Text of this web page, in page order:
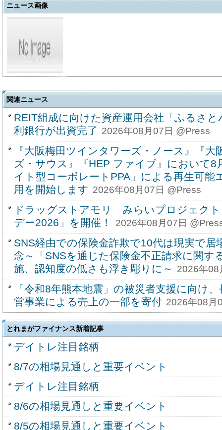
ニュース画像
関連ニュース
REIT組成に向けた資産運用会社「ふるさ
利銀行が出資完了 2026年08月07日 @Press
『大阪梅田ツインタワーズ・ノース』『
ズ・サウス』『HEP ファイブ』において8
イト型コーポレートPPA」による再生可能
用を開始します 2026年08月07日 @Press
ドラッグストアモリ みらいプロジェクト
デー2026」を開催！
2026年08月07日
SNS経由での保険金詐欺で10代は現実で居
念～「SNSを通じた保険金不正請求に関す
施、認知度の低さも浮き彫りに～
2026年08
「令和8年熊本地震」の被災者支援に向け
営事業による売上の一部を寄付 2026年08月
とれまがファイナンス新着記事
デイトレ注目銘柄
8/7の相場見通しと重要イベント
デイトレ注目銘柄
8/6の相場見通しと重要イベント
8/5の相場見通しと重要イベント